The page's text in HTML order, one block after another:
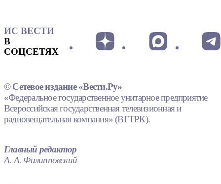
ИС ВЕСТИ
В
СОЦСЕТЯХ
© Сетевое издание «Вести.Ру»
«Федеральное государственное унитарное предприятие
Всероссийская государственная телевизионная и
радиовещательная компания» (ВГТРК).
Главный редактор
А. А. Филипповский